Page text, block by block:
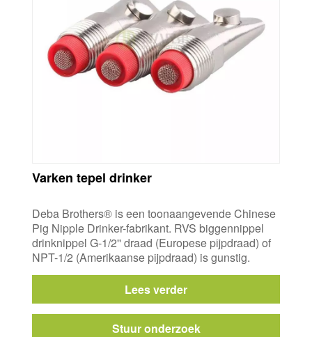
Varken tepel drinker
Deba Brothers® is een toonaangevende Chinese
Pig Nipple Drinker-fabrikant. RVS biggennippel
drinknippel G-1/2'' draad (Europese pijpdraad) of
NPT-1/2 (Amerikaanse pijpdraad) is gunstig.
Lees verder
Stuur onderzoek